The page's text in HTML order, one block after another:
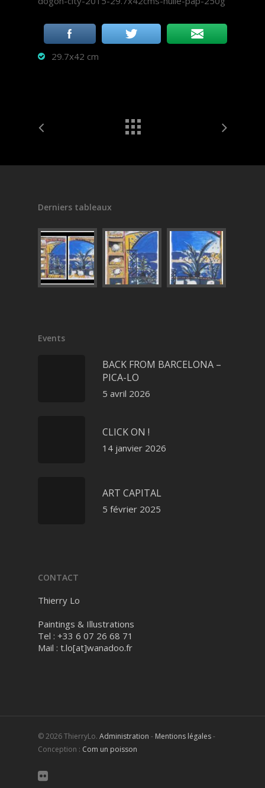
29.7x42 cm
Derniers tableaux
Events
BACK FROM BARCELONA –
PICA-LO
5 avril 2026
CLICK ON !
14 janvier 2026
ART CAPITAL
5 février 2025
CONTACT
Thierry Lo
Paintings & Illustrations
Tel : +33 6 07 26 68 71
Mail : t.lo[at]wanadoo.fr
© 2026 ThierryLo. Administration - Mentions légales-
Conception : Com un poisson